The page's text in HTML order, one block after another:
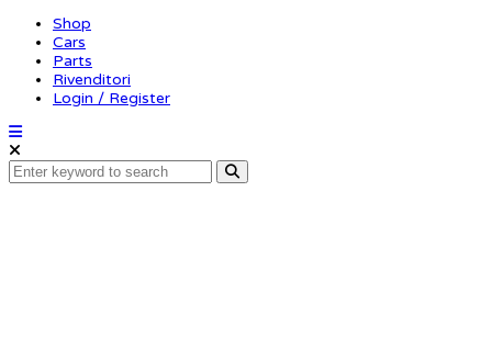
Shop
Cars
Parts
Rivenditori
Login / Register